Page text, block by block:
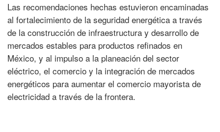
Las recomendaciones hechas estuvieron encaminadas
al fortalecimiento de la seguridad energética a través
de la construcción de infraestructura y desarrollo de
mercados estables para productos refinados en
México, y al impulso a la planeación del sector
eléctrico, el comercio y la integración de mercados
energéticos para aumentar el comercio mayorista de
electricidad a través de la frontera.